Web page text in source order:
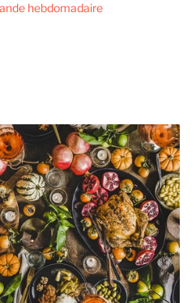
hebdomadaire